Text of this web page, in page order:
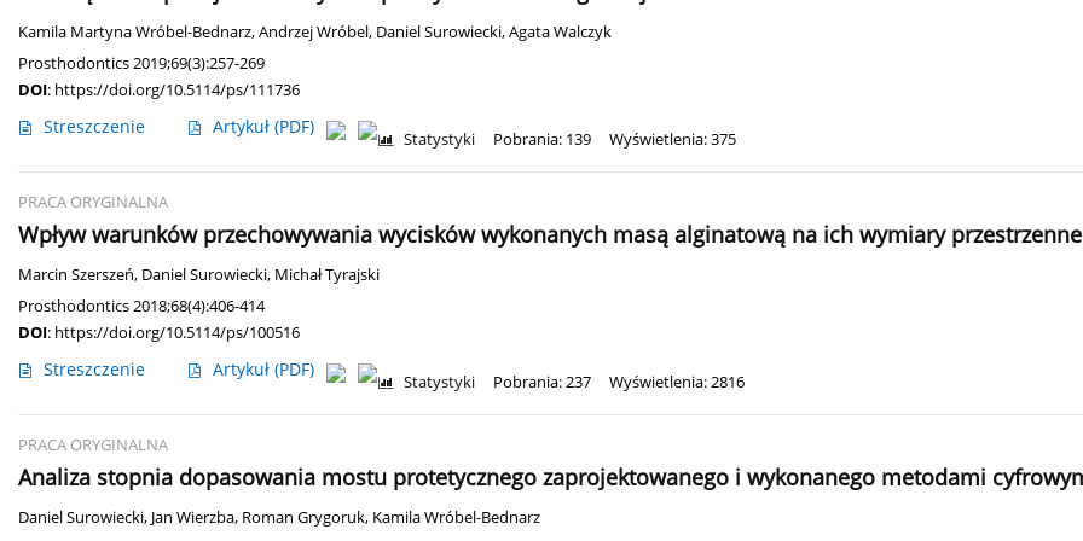
Kamila Martyna Wróbel-Bednarz,Andrzej Wróbel, Daniel Surowiecki,Agata Walczyk
Prosthodontics 2019;69(3):257-269
DOI: https://doi.org/10.5114/ps/111736
Streszczenie Artykuł (PDF)
Statystyki Pobrania: 139 Wyświetlenia: 375
PRACA ORYGINALNA
Wpływ warunków przechowywania wycisków wykonanych masą alginatową na ich wymiary przestrzenne
Marcin Szerszeń, Daniel Surowiecki, Michał Tyrajski
Prosthodontics 2018;68(4):406-414
DOI: https://doi.org/10.5114/ps/100516
Streszczenie Artykuł (PDF)
Statystyki Pobrania: 237 Wyświetlenia: 2816
PRACA ORYGINALNA
Analiza stopnia dopasowania mostu protetycznego zaprojektowanego i wykonanego metodami
Daniel Surowiecki, Jan Wierzba, Roman Grygoruk, Kamila Wróbel-Bednarz